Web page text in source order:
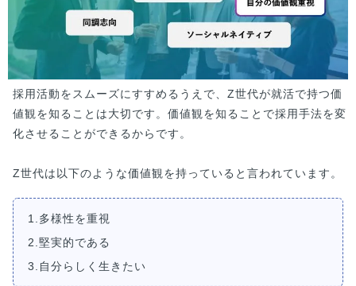
採用活動をスムーズにすすめるうえで、Z世代が就活で持つ価
値観を知ることは大切です。価値観を知ることで採用手法を変
化させることができるからです。
Z世代は以下のような価値観を持っていると言われています。
1.多様性を重視
2.堅実的である
3.自分らしく生きたい